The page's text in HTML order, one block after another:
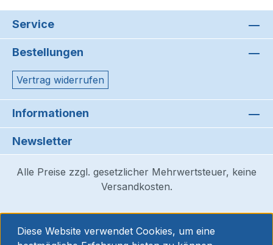
Service
Bestellungen
Vertrag widerrufen
Informationen
Newsletter
Alle Preise zzgl. gesetzlicher Mehrwertsteuer, keine
Versandkosten.
Diese Website verwendet Cookies, um eine